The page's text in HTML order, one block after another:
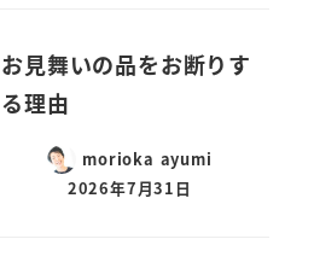
お見舞いの品をお断りす
る理由
morioka ayumi
2026年7月31日